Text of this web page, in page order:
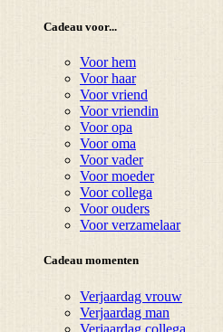
Cadeau voor...
Voor hem
Voor haar
Voor vriend
Voor vriendin
Voor opa
Voor oma
Voor vader
Voor moeder
Voor collega
Voor ouders
Voor verzamelaar
Cadeau momenten
Verjaardag vrouw
Verjaardag man
Verjaardag collega